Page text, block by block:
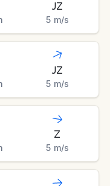
JZ
5 m/s
JZ
5 m/s
Z
5 m/s